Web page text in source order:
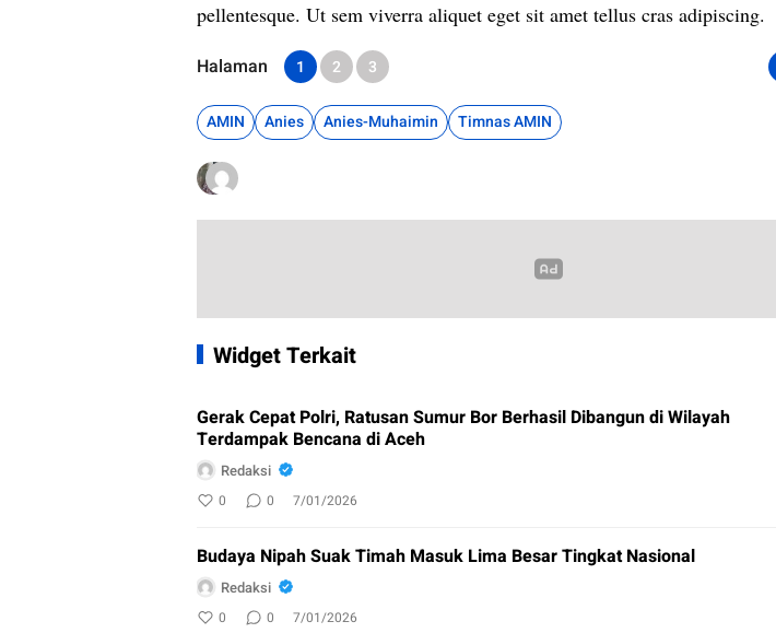
pellentesque. Ut sem viverra aliquet eget sit amet tellus cras adipiscing.
Halaman
1 2 3
AMIN Anies Anies-Muhaimin Timnas AMIN
Widget Terkait
Gerak Cepat Polri, Ratusan Sumur Bor Berhasil Dibangun di Wilayah
Terdampak Bencana di Aceh
Redaksi
0 0 7/01/2026
Budaya Nipah Suak Timah Masuk Lima Besar Tingkat Nasional
Redaksi
0 0 7/01/2026